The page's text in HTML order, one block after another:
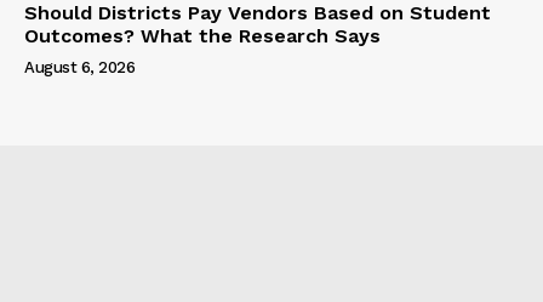
Should Districts Pay Vendors Based on Student
Outcomes? What the Research Says
August 6, 2026